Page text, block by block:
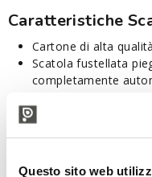
Questo sito web
Caratteristiche
Cartone di alta
Scatola fustellata
completamente
borgognotta,